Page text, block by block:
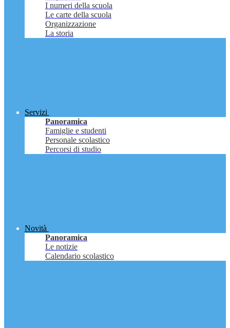
I numeri della scuola
Le carte della scuola
Organizzazione
La storia
Servizi
Panoramica
Famiglie e studenti
Personale scolastico
Percorsi di studio
Novità
Panoramica
Le notizie
Calendario scolastico